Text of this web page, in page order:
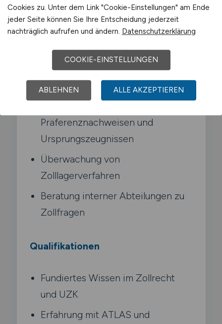
Fachliche Bearbeitung von
Zollvorgängen
Anwendung des Unionszollkodex
(UZK)
Präferenznachweisen und
Ursprungszeugnissen
Überwachung von
Zolllagerverfahren
Beratung interner Abteilungen zu
Zollfragen
Qualifikationen
Fundiertes Wissen im Zollrecht
und UZK
Erfahrung mit ATLAS und
Cookies zu. Unter dem Link "Cookie-Einstellungen" am Ende
jeder Seite können Sie Ihre Entscheidung jederzeit
nachträglich aufrufen und ändern. Datenschutzerklärung
COOKIE-EINSTELLUNGEN
ABLEHNEN ALLE AKZEPTIEREN